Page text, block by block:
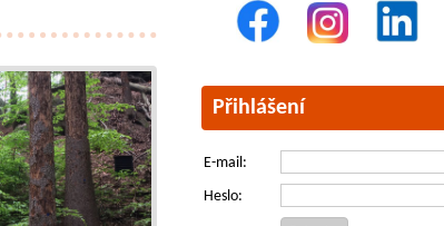
Přihlášení
E-mail:
Heslo: